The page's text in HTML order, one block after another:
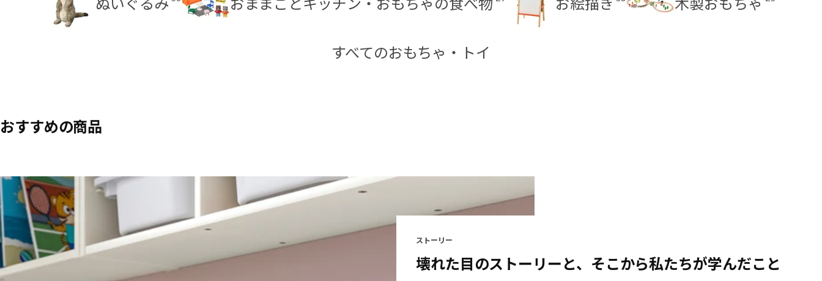
すべてのおもちゃ・トイ
おすすめの商品
ストーリー
壊れた目のストーリーと、そこから私たちが学んだこと